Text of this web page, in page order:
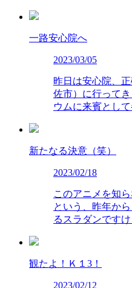
一路安心院へ
2023/03/05
昨日は安心院、
佐市）に行って
ウムに来賓とし
新たなる決意（笑）
2023/02/18
このアニメを知
という、昨年か
るスラダンです
観たよ！Ｋ１3！
2023/02/12